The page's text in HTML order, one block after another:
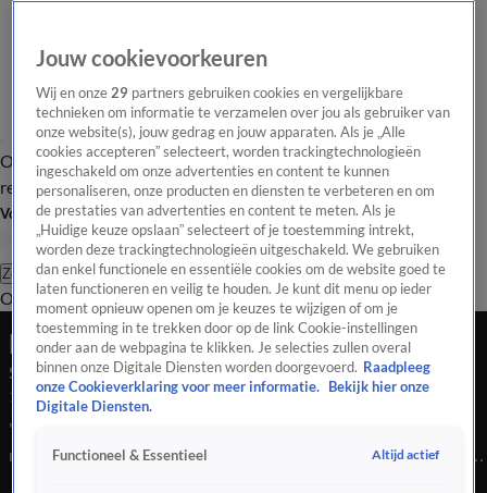
Overzicht Laatste nieuws Regionieuws Het beste van Hart
Tip de
redactie
Volg Hart van Nederland
Zoeken
OverzichtRegioUitzendingenWeerTip de redactiePanelVideo's
Late Editie
Seizoen 2016, aflevering 347
12 dec 2016, 22:30
'Waar praat Nederland vandaag over?' Toegankelijk
nieuwsprogramma dat het gesprek van de dag op verrassende
Jouw cookievoorkeuren
Wij en onze29 partners gebruiken cookies en vergelijkbare
technieken om informatie te verzamelen over jou als gebruiker van
onze website(s), jouw gedrag en jouw apparaten. Als je „Alle
cookies accepteren” selecteert, worden trackingtechnologieën
ingeschakeld om onze advertenties en content te kunnen
personaliseren, onze producten en diensten te verbeteren en om
de prestaties van advertenties en content te meten. Als je
„Huidige keuze opslaan” selecteert of je toestemming intrekt,
worden deze trackingtechnologieën uitgeschakeld. We gebruiken
dan enkel functionele en essentiële cookies om de website goed te
laten functioneren en veilig te houden. Je kunt dit menu op ieder
moment opnieuw openen om je keuzes te wijzigen of om je
toestemming in te trekken door op de link Cookie-instellingen
onder aan de webpagina te klikken. Je selecties zullen overal
binnen onze Digitale Diensten worden doorgevoerd. Raadpleeg
onze Cookieverklaring voor meer informatie.
Bekijk hier onze
Digitale Diensten.
Functioneel & Essentieel Altijd actief